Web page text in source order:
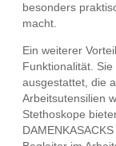
besonders
macht.
Ein weiterer
Funktionalität.
ausgestattet, die
Arbeitsutensilien
Stethoskope